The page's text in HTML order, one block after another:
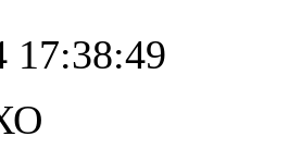
17:38:49